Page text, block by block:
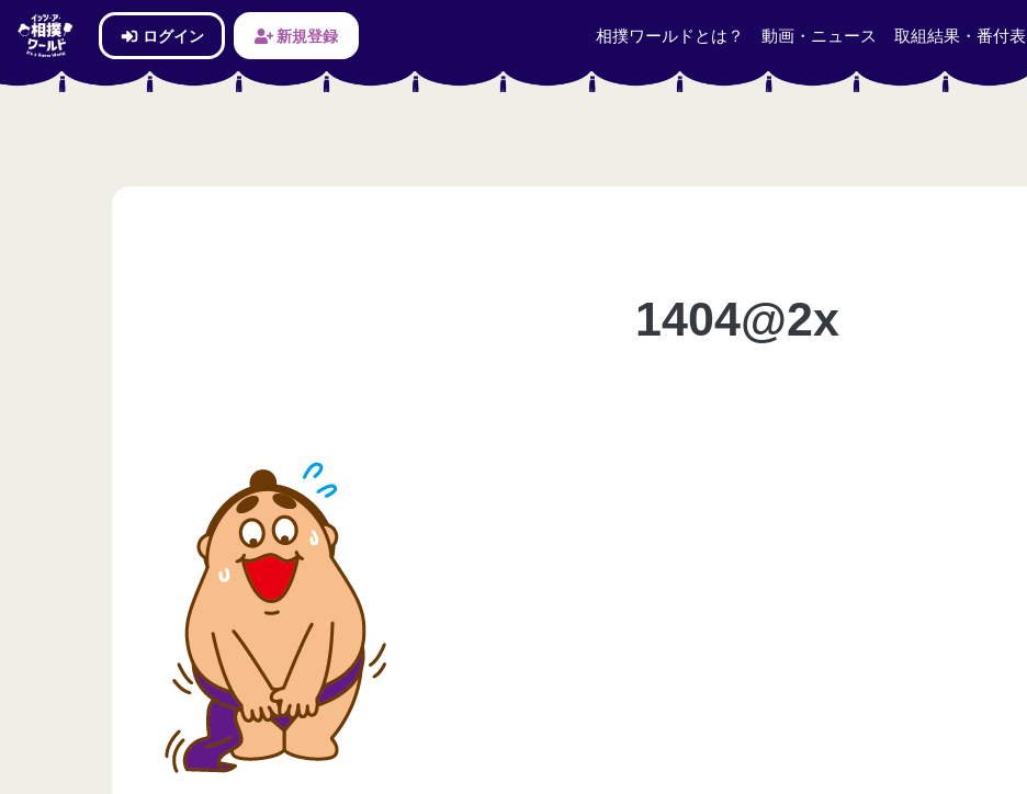
ログイン 新規登録 相撲ワールドとは？ 動画・ニュース 取組結果・番付表
1404@2x